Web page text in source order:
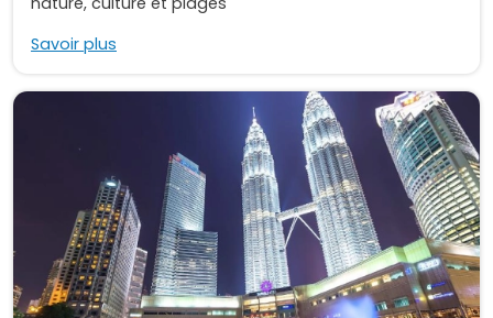
Savoir plus